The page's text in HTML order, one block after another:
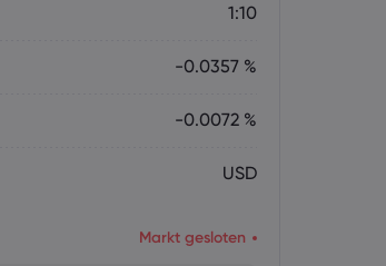
1:10
-0.0357 %
-0.0072 %
USD
Markt gesloten